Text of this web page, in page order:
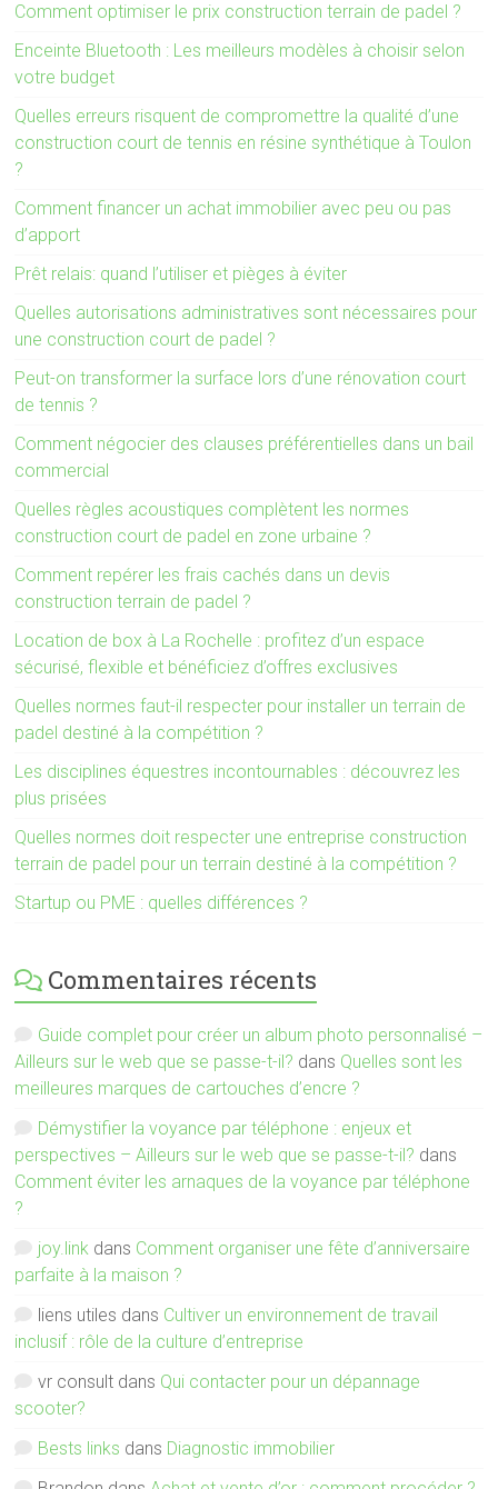
Comment optimiser le prix construction terrain de padel ?
Enceinte Bluetooth : Les meilleurs modèles à choisir selon
votre budget
Quelles erreurs risquent de compromettre la qualité d’une
construction court de tennis en résine synthétique à Toulon
?
Comment financer un achat immobilier avec peu ou pas
d’apport
Prêt relais: quand l’utiliser et pièges à éviter
Quelles autorisations administratives sont nécessaires pour
une construction court de padel ?
Peut-on transformer la surface lors d’une rénovation court
de tennis ?
Comment négocier des clauses préférentielles dans un bail
commercial
Quelles règles acoustiques complètent les normes
construction court de padel en zone urbaine ?
Comment repérer les frais cachés dans un devis
construction terrain de padel ?
Location de box à La Rochelle : profitez d’un espace
sécurisé, flexible et bénéficiez d’offres exclusives
Quelles normes faut-il respecter pour installer un terrain de
padel destiné à la compétition ?
Les disciplines équestres incontournables : découvrez les
plus prisées
Quelles normes doit respecter une entreprise construction
terrain de padel pour un terrain destiné à la compétition ?
Startup ou PME : quelles différences ?
Commentaires récents
Guide complet pour créer un album photo personnalisé –
Ailleurs sur le web que se passe-t-il? dans Quelles sont les
meilleures marques de cartouches d’encre ?
Démystifier la voyance par téléphone : enjeux et
perspectives – Ailleurs sur le web que se passe-t-il? dans
Comment éviter les arnaques de la voyance par téléphone
?
joy.link dans Comment organiser une fête d’anniversaire
parfaite à la maison ?
liens utiles dans Cultiver un environnement de travail
inclusif : rôle de la culture d’entreprise
vr consult dans Qui contacter pour un dépannage
scooter?
Bests links dans Diagnostic immobilier